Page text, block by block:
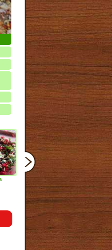
Mandulás kifli
narancs torta